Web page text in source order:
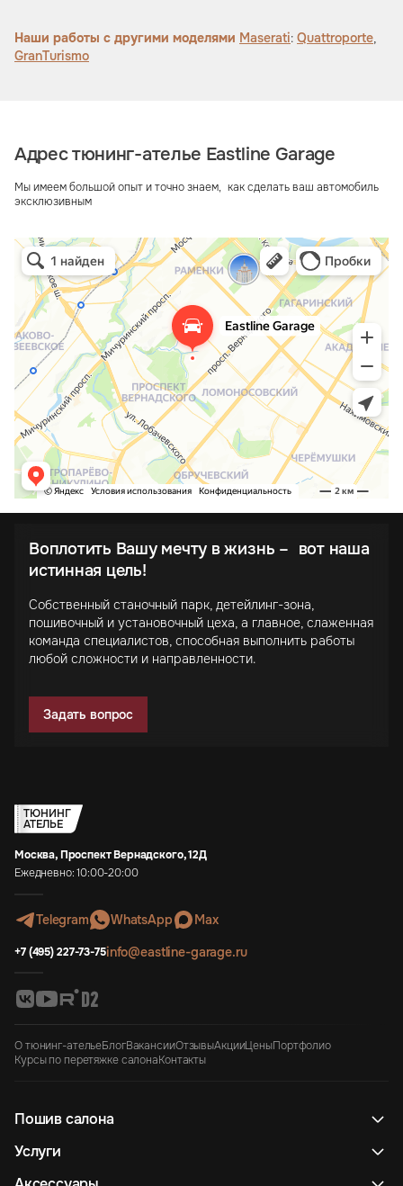
Наши работы с другими моделями Maserati: Quattroporte,
GranTurismo
Адрес тюнинг-ателье Eastline Garage
Мы имеем большой опыт и точно знаем, как сделать ваш автомобиль
эксклюзивным
Воплотить Вашу мечту в жизнь – вот наша
истинная цель!
Собственный станочный парк, детейлинг-зона,
пошивочный и установочный цеха, а главное, слаженная
команда специалистов, способная выполнить работы
любой сложности и направленности.
Задать вопрос
ТЮНИНГ
АТЕЛЬЕ
Москва, Проспект Вернадского, 12Д
Ежедневно: 10:00-20:00
Telegram WhatsApp Max
+7 (495) 227-73-75info@eastline-garage.ru
О тюнинг-ательеБлогВакансииОтзывыАкцииЦеныПортфолио
Курсы по перетяжке салонаКонтакты
Пошив салона
Услуги